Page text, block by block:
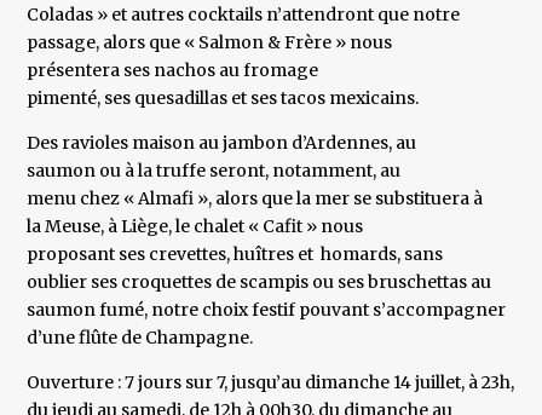
Coladas » et autres cocktails n’attendront que notre
passage, alors que « Salmon & Frère » nous
présentera ses nachos au fromage
pimenté, ses quesadillas et ses tacos mexicains.
Des ravioles maison au jambon d’Ardennes, au
saumon ou à la truffe seront, notamment, au
menu chez « Almafi », alors que la mer se substituera à
la Meuse, à Liège, le chalet « Cafit » nous
proposant ses crevettes, huîtres et homards, sans
oublier ses croquettes de scampis ou ses bruschettas au
saumon fumé, notre choix festif pouvant s’accompagner
d’une flûte de Champagne.
Ouverture : 7 jours sur 7, jusqu’au dimanche 14 juillet, à 23h,
du jeudi au samedi, de 12h à 00h30, du dimanche au